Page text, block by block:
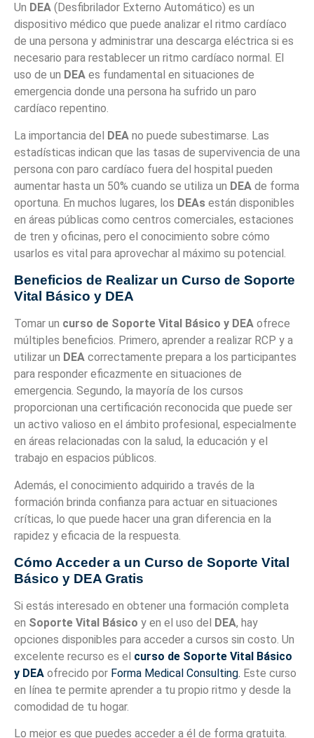
Un DEA (Desfibrilador Externo Automático) es un
dispositivo médico que puede analizar el ritmo cardíaco
de una persona y administrar una descarga eléctrica si es
necesario para restablecer un ritmo cardíaco normal. El
uso de un DEA es fundamental en situaciones de
emergencia donde una persona ha sufrido un paro
cardíaco repentino.
La importancia del DEA no puede subestimarse. Las
estadísticas indican que las tasas de supervivencia de una
persona con paro cardíaco fuera del hospital pueden
aumentar hasta un 50% cuando se utiliza un DEA de forma
oportuna. En muchos lugares, los DEAs están disponibles
en áreas públicas como centros comerciales, estaciones
de tren y oficinas, pero el conocimiento sobre cómo
usarlos es vital para aprovechar al máximo su potencial.
Beneficios de Realizar un Curso de Soporte
Vital Básico y DEA
Tomar un curso de Soporte Vital Básico y DEA ofrece
múltiples beneficios. Primero, aprender a realizar RCP y a
utilizar un DEA correctamente prepara a los participantes
para responder eficazmente en situaciones de
emergencia. Segundo, la mayoría de los cursos
proporcionan una certificación reconocida que puede ser
un activo valioso en el ámbito profesional, especialmente
en áreas relacionadas con la salud, la educación y el
trabajo en espacios públicos.
Además, el conocimiento adquirido a través de la
formación brinda confianza para actuar en situaciones
críticas, lo que puede hacer una gran diferencia en la
rapidez y eficacia de la respuesta.
Cómo Acceder a un Curso de Soporte Vital
Básico y DEA Gratis
Si estás interesado en obtener una formación completa
en Soporte Vital Básico y en el uso del DEA, hay
opciones disponibles para acceder a cursos sin costo. Un
excelente recurso es el curso de Soporte Vital Básico
y DEA ofrecido por Forma Medical Consulting. Este curso
en línea te permite aprender a tu propio ritmo y desde la
comodidad de tu hogar.
Lo mejor es que puedes acceder a él de forma gratuita.